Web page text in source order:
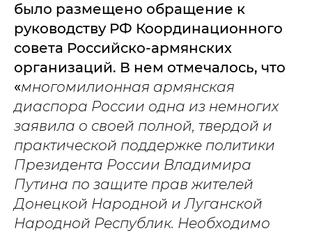
было размещено обращение к
руководству РФ Координационного
совета Российско-армянских
организаций. В нем отмечалось, что
«многомилионная армянская
диаспора России одна из немногих
заявила о своей полной, твердой и
практической поддержке политики
Президента России Владимира
Путина по защите прав жителей
Донецкой Народной и Луганской
Народной Республик. Необходимо